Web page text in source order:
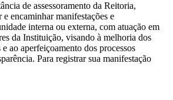
de assessoramento da Reitoria,
encaminhar manifestações e
interna ou externa, com atuação em
da Instituição, visando à melhoria dos
ao aperfeiçoamento dos processos
Para registrar sua manifestação